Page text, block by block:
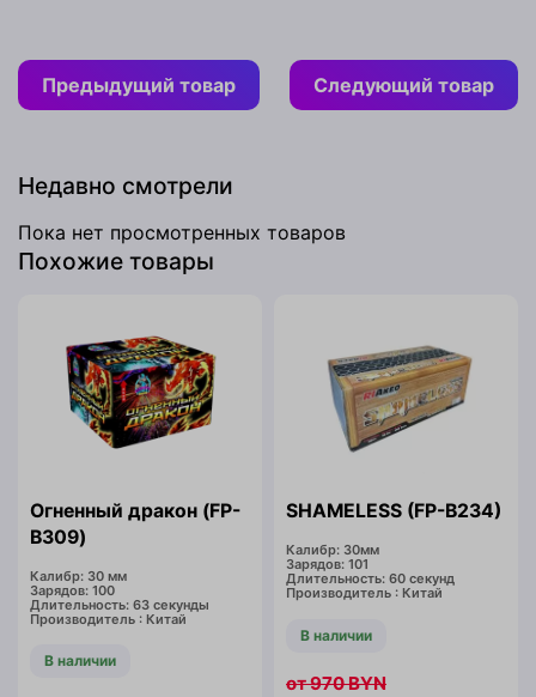
Предыдущий товар Следующий товар
Недавно смотрели
Пока нет просмотренных товаров
Похожие товары
Огненный дракон (FP-
B309)
Калибр: 30 мм
Зарядов: 100
Длительность: 63 секунды
Производитель : Китай
В наличии
SHAMELESS (FP-B234)
Калибр: 30мм
Зарядов: 101
Длительность: 60 секунд
Производитель : Китай
В наличии
970BYN